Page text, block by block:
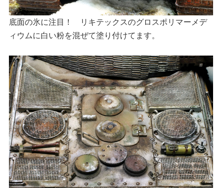
底面の氷に注目！ リキテックスのグロスポリマーメデ
ィウムに白い粉を混ぜて塗り付けてます。